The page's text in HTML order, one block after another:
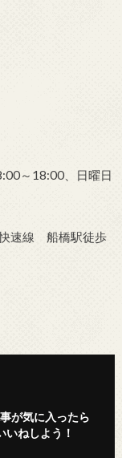
～18:00、日曜日
速線 船橋駅徒歩
が気に入ったら
いねしよう！